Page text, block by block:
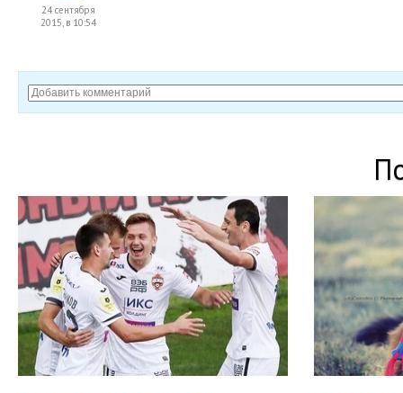
24 сентября
2015, в 10:54